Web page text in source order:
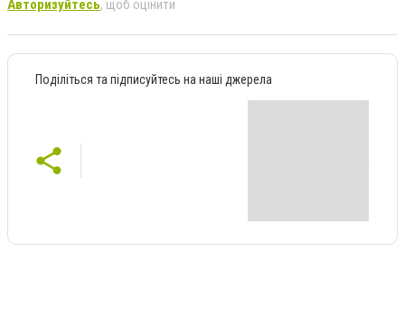
Авторизуйтесь, щоб оцінити
Поділіться та підписуйтесь на наші джерела